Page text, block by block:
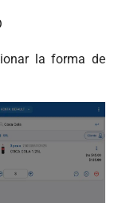
la forma de